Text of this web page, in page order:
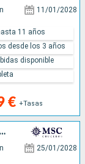
11/01/2028
€ +Tasas
11 años
desde los 3 años
disponible
BARBADOS, SAN VINCENT Y LAS GRANADINAS, GRENADA, MARTINICA, ANTIGUA Y BARBUDA, SAN MARTÍN, SAN CRISTÓBAL Y NIEVES, DOMINICA, GUADALUPE
25/01/2028